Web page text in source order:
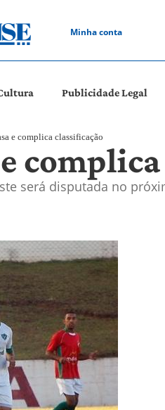
Minha conta
Publicidade Legal
e complica classificação
será disputada no